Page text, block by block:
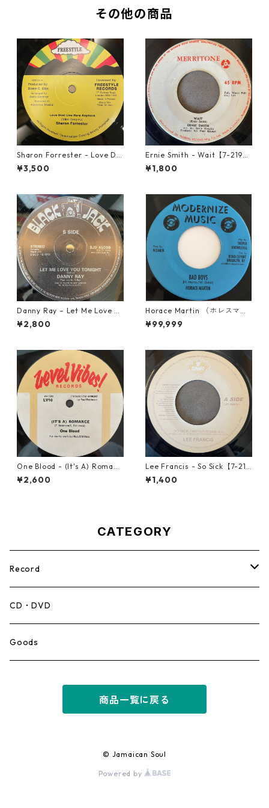
その他の商品
Sharon Forrester - Love Do
n't Live Here Anymore【12-
50068】
¥3,500
Ernie Smith - Wait【7-2196
0】
¥1,800
Danny Ray – Let Me Love Yo
u Tonight【12-30001】
¥2,800
Horace Martin （ホレスマー
ティン） - Bad Boys【7'】
¥99,999
One Blood - (It's A) Romanc
e【12-50054】
¥2,600
Lee Francis - So Sick【7-219
25】
¥1,400
CATEGORY
Record
Mento,Calypso,Ballad
Ska
CD・DVD
Goods
商品一覧に戻る
© Jamaican Soul
Powered by